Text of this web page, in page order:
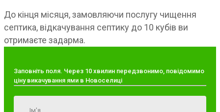
До кінця місяця, замовляючи послугу чищення
септика, відкачування септику до 10 кубів ви
отримаєте задарма.
Заповніть поля. Через 10 хвилин передзвонимо, повідомимо
ціну викачування ями в Новоселиці